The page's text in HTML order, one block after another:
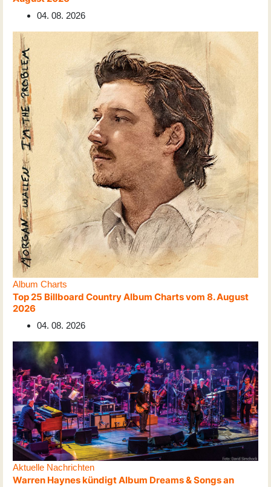
04. 08. 2026
Album Charts
Top 25 Billboard Country Album Charts vom 8. August
2026
04. 08. 2026
Aktuelle Nachrichten
Warren Haynes kündigt Album Dreams & Songs an